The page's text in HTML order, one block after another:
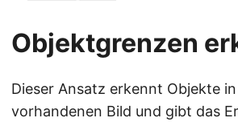
Objektgrenzen
Dieser Ansatz erkennt Objekte
vorhandenen Bild und gibt das